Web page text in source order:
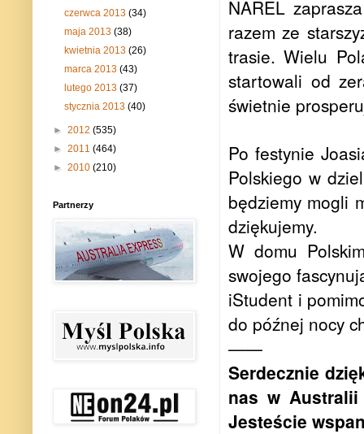
NAREL
razem ze
trasie. Wielu
startowali od
świetnie
Po festynie
Polskiego w
będziemy mogli
dziękujemy.
W domu
swojego
iStudent i
do późnej nocy
——
Serdecznie
nas w
Jesteście
czerwca 2013(34)
maja 2013(38)
kwietnia 2013(26)
marca 2013(43)
lutego 2013(37)
stycznia 2013(40)
► 2012 (535)
► 2011 (464)
► 2010 (210)
Partnerzy